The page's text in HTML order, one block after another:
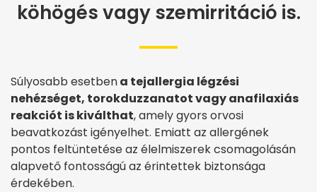
köhögés vagy szemirritáció is.
Súlyosabb esetbena tejallergia légzési
nehézséget, torokduzzanatot vagy anafilaxiás
reakciót is kiválthat, amely gyors orvosi
beavatkozást igényelhet. Emiatt az allergének
pontos feltüntetése az élelmiszerek csomagolásán
alapvető fontosságú az érintettek biztonsága
érdekében.